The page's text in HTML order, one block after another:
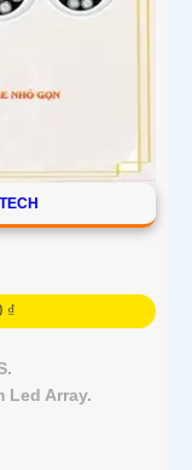
₫
Led Array.